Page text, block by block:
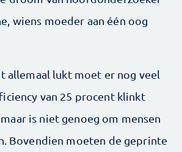
wiens moeder aan één oog
allemaal lukt moet er nog veel
van 25 procent klinkt
is niet genoeg om mensen
Bovendien moeten de geprinte